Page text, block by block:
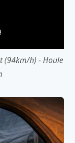
(94km/h) - Houle